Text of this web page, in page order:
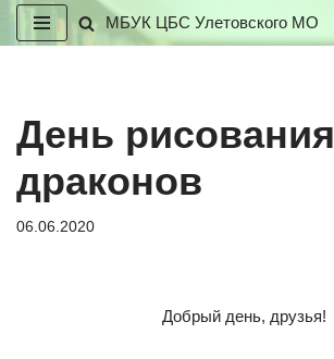
МБУК ЦБС Улетовского МО
День рисования
драконов
06.06.2020
Добрый день, друзья!